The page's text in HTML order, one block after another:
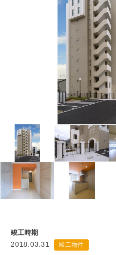
竣工時期
2018.03.31
竣工物件